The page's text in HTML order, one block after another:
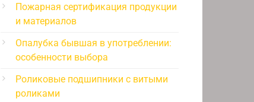
Пожарная сертификация продукции
и материалов
Опалубка бывшая в употреблении:
особенности выбора
Роликовые подшипники с витыми
роликами